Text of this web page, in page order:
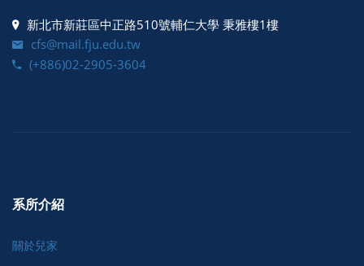
新北市新莊區中正路510號輔仁大學 秉雅樓1樓
cfs@mail.fju.edu.tw
(+886)02-2905-3604
系所介紹
關於兒家